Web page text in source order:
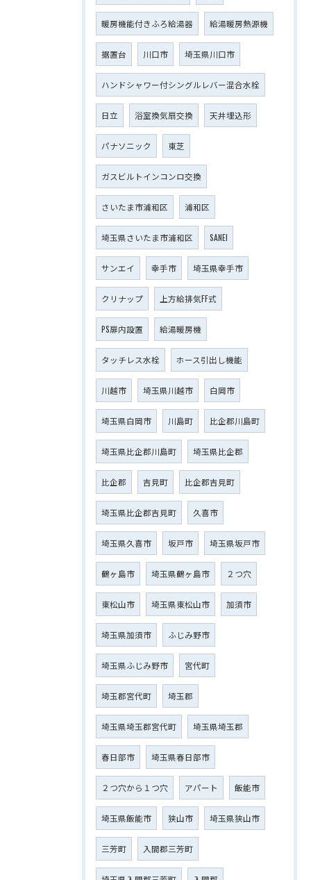
暖房機能付きふろ給湯器 給湯暖房熱源機
据置台 川口市 埼玉県川口市
ハンドシャワー付シングルレバー混合水栓
日立 浴室換気扇交換 天井埋込形
パナソニック 東芝
ガスビルトインコンロ交換
さいたま市浦和区 浦和区
埼玉県さいたま市浦和区 SANEI
サンエイ 幸手市 埼玉県幸手市
クリナップ 上方給排気FF式
PS扉内設置 給湯暖房機
タッチレス水栓 ホース引出し機能
川越市 埼玉県川越市 白岡市
埼玉県白岡市 川島町 比企郡川島町
埼玉県比企郡川島町 埼玉県比企郡
比企郡 吉見町 比企郡吉見町
埼玉県比企郡吉見町 久喜市
埼玉県久喜市 坂戸市 埼玉県坂戸市
鶴ヶ島市 埼玉県鶴ヶ島市 ２つ穴
東松山市 埼玉県東松山市 加須市
埼玉県加須市 ふじみ野市
埼玉県ふじみ野市 宮代町
埼玉郡宮代町 埼玉郡
埼玉県埼玉郡宮代町 埼玉県埼玉郡
春日部市 埼玉県春日部市
２つ穴から１つ穴 アパート 飯能市
埼玉県飯能市 狭山市 埼玉県狭山市
三芳町 入間郡三芳町